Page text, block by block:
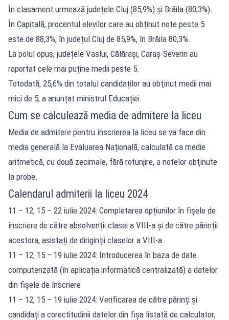
În clasament urmează județele Cluj (85,9%) și Brăila (80,3%).
În Capitală, procentul elevilor care au obținut note peste 5
este de 88,3%, în județul Cluj de 85,9%, în Brăila 80,3%.
La polul opus, județele Vaslui, Călărași, Caraș-Severin au
raportat cele mai puține medii peste 5.
Totodată, 25,6% din totalul candidaților au obţinut medii mai
mici de 5, a anunțat ministrul Educației.
Cum se calculează media de admitere la liceu
Media de admitere pentru înscrierea la liceu se va face din
media generală la Evaluarea Națională, calculată ca medie
aritmetică, cu două zecimale, fără rotunjire, a notelor obţinute
la probe.
Calendarul admiterii la liceu 2024
11 – 12, 15 – 22 iulie 2024: Completarea opțiunilor în fișele de
înscriere de către absolvenții clasei a VIII-a și de către părinții
acestora, asistați de diriginții claselor a VIII-a
11 – 12, 15 – 19 iulie 2024: Introducerea în baza de date
computerizată (în aplicația informatică centralizată) a datelor
din fișele de înscriere
11 – 12, 15 – 19 iulie 2024: Verificarea de către părinți și
candidați a corectitudinii datelor din fișa listată de calculator,